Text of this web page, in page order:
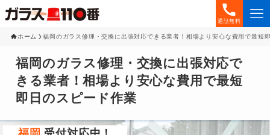
通話無料
ホーム 福岡のガラス修理・交換に出張対応できる業者！相場より安心な費用で最短
福岡のガラス修理・交換に出張対応で
きる業者！相場より安心な費用で最短
即日のスピード作業